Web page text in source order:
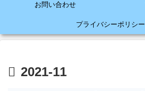
お問い合わせ
プライバシーポリシー
2021-11